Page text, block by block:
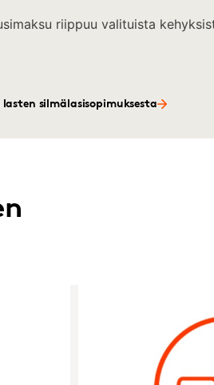
riippuu valituista
lasten silmälasisopimuksesta